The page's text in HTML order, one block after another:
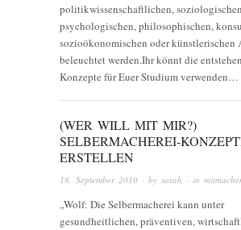
politikwissenschaftlichen,
psychologischen, philosophischen,
sozioökonomischen oder künstlerischen
beleuchtet werden.Ihr könnt die
Konzepte für Euer Studium verwenden…
(WER WILL MIT MIR?)
SELBERMACHEREI-
ERSTELLEN
18. September 2010 · by sarah · in
„Wolf: Die Selbermacherei kann unter
gesundheitlichen, präventiven,